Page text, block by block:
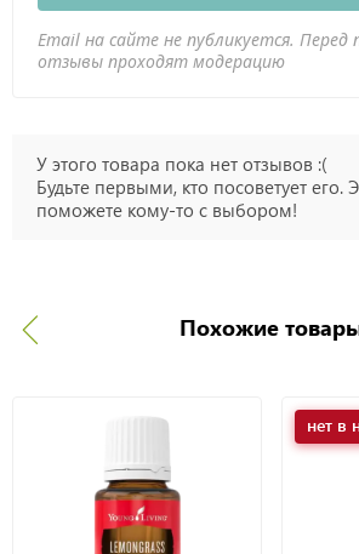
Email на сайте не публикуется. Перед
отзывы проходят модерацию
У этого товара пока нет отзывов :(
Будьте первыми, кто посоветует его.
поможете кому-то с выбором!
Похожие
нет в